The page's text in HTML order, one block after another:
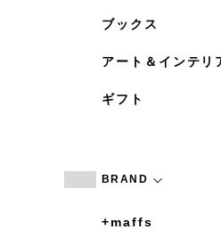
ブックス
アート＆インテリ
ギフト
BRAND
+maffs